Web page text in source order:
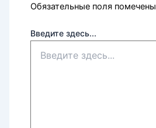
Обязательные поля помечены
Введите здесь...